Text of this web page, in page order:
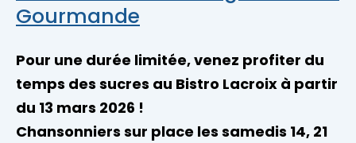
Gourmande
Pour une durée limitée, venez profiter du
temps des sucres au Bistro Lacroix à partir
du 13 mars 2026 !
Chansonniers sur place les samedis 14, 21